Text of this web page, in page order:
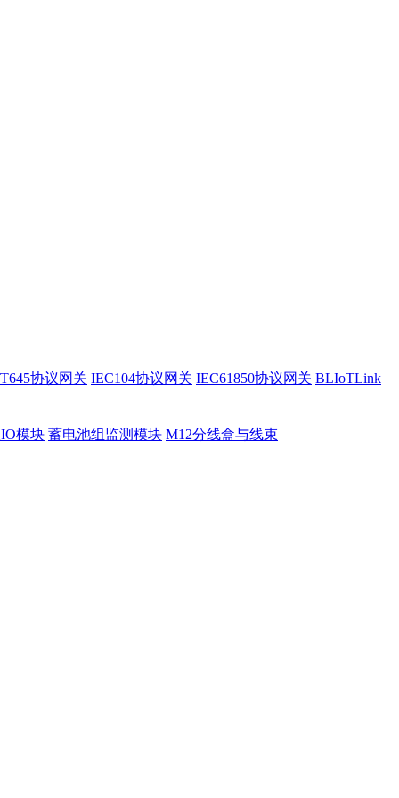
协议网关 IEC104协议网关 IEC61850协议网关 BLIoTLink
模块 蓄电池组监测模块 M12分线盒与线束